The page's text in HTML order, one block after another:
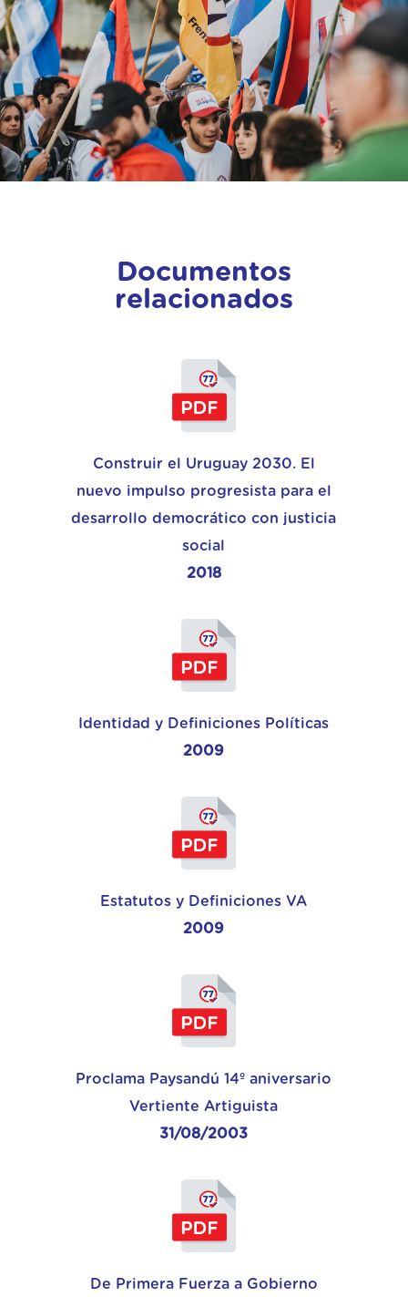
Documentos
relacionados
Construir el Uruguay 2030. El
nuevo impulso progresista para el
desarrollo democrático con justicia
social
2018
Identidad y Definiciones Políticas
2009
Estatutos y Definiciones VA
2009
Proclama Paysandú 14º aniversario
Vertiente Artiguista
31/08/2003
De Primera Fuerza a Gobierno